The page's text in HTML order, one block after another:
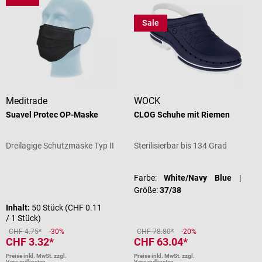
Meditrade
Suavel Protec OP-Maske
Dreilagige Schutzmaske Typ II
Inhalt: 50 Stück (CHF 0.11
/ 1 Stück)
CHF 4.75* -30%
CHF 3.32*
Preise inkl. MwSt. zzgl.
Sale
WOCK
CLOG Schuhe mit Riemen
Sterilisierbar bis 134 Grad
Farbe:White/Navy Blue |
Größe:37/38
CHF 78.80* -20%
CHF 63.04*
Preise inkl. MwSt. zzgl.